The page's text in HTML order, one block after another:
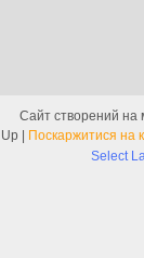
Сайт створений на
Dent Shop Up | Поскаржитися на
Select